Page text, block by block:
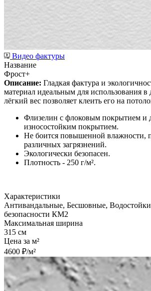
Видео фактуры
Название
Фрост+
Описание: Гладкая фактура и
материал идеальным для использования в
лёгкий вес позволяет клеить его на
Флизелин с флоковым покрытием и
износостойким покрытием.
Не боится повышенной влажности,
различных загрязнений.
Экологически безопасен.
Плотность - 250 г/м².
Характеристики
Антивандальные, Бесшовные,
безопасности КМ2
Максимальная ширина
315 см
Цена за м²
4600 ₽/м²